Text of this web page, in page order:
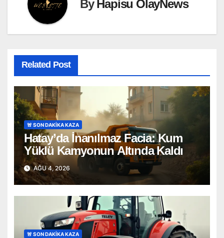
By Hapisu OlayNews
Related Post
🚨 SON DAKİKA KAZA
Hatay’da İnanılmaz Facia: Kum
Yüklü Kamyonun Altında Kaldı
AĞU 4, 2026
🚨 SON DAKİKA KAZA